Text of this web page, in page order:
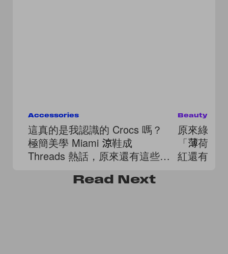
Accessories
這真的是我認識的 Crocs 嗎？
極簡美學 Miami 涼鞋成
Threads 熱話，原來還有這些變
Beauty
原來綠色
「薄荷綠
紅還有仙
Read Next